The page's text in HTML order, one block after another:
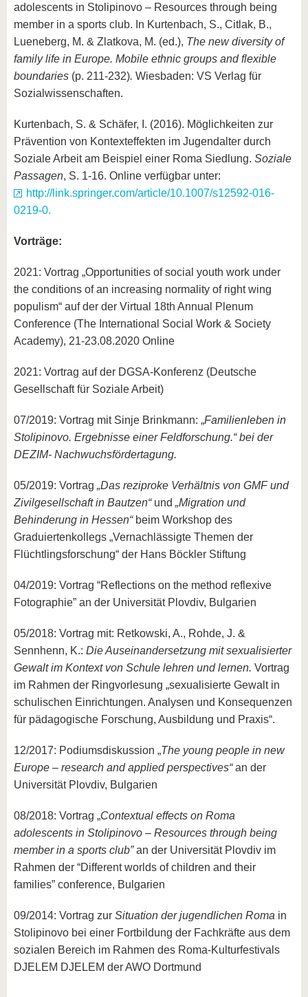
adolescents in Stolipinovo – Resources through being
member in a sports club. In Kurtenbach, S., Citlak, B.,
Lueneberg, M. & Zlatkova, M. (ed.), The new diversity of
family life in Europe. Mobile ethnic groups and flexible
boundaries (p. 211-232). Wiesbaden: VS Verlag für
Sozialwissenschaften.
Kurtenbach, S. & Schäfer, I. (2016). Möglichkeiten zur
Prävention von Kontexteffekten im Jugendalter durch
Soziale Arbeit am Beispiel einer Roma Siedlung. Soziale
Passagen, S. 1-16. Online verfügbar unter:
http://link.springer.com/article/10.1007/s12592-016-
0219-0.
Vorträge:
2021: Vortrag „Opportunities of social youth work under
the conditions of an increasing normality of right wing
populism“ auf der der Virtual 18th Annual Plenum
Conference (The International Social Work & Society
Academy), 21-23.08.2020 Online
2021: Vortrag auf der DGSA-Konferenz (Deutsche
Gesellschaft für Soziale Arbeit)
07/2019: Vortrag mit Sinje Brinkmann: „Familienleben in
Stolipinovo. Ergebnisse einer Feldforschung.“ bei der
DEZIM- Nachwuchsfördertagung.
05/2019: Vortrag „Das reziproke Verhältnis von GMF und
Zivilgesellschaft in Bautzen“und „Migration und
Behinderung in Hessen“ beim Workshop des
Graduiertenkollegs „Vernachlässigte Themen der
Flüchtlingsforschung“ der Hans Böckler Stiftung
04/2019: Vortrag “Reflections on the method reflexive
Fotographie” an der Universität Plovdiv, Bulgarien
05/2018: Vortrag mit: Retkowski, A., Rohde, J. &
Sennhenn, K.: Die Auseinandersetzung mit sexualisierter
Gewalt im Kontext von Schule lehren und lernen. Vortrag
im Rahmen der Ringvorlesung „sexualisierte Gewalt in
schulischen Einrichtungen. Analysen und Konsequenzen
für pädagogische Forschung, Ausbildung und Praxis“.
12/2017: Podiumsdiskussion „The young people in new
Europe – research and applied perspectives“an der
Universität Plovdiv, Bulgarien
08/2018: Vortrag „Contextual effects on Roma
adolescents in Stolipinovo – Resources through being
member in a sports club”an der Universität Plovdiv im
Rahmen der “Different worlds of children and their
families” conference, Bulgarien
09/2014: Vortrag zur Situation der jugendlichen Roma in
Stolipinovo bei einer Fortbildung der Fachkräfte aus dem
sozialen Bereich im Rahmen des Roma-Kulturfestivals
DJELEM DJELEM der AWO Dortmund